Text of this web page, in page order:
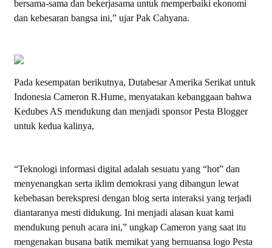
bersama-sama dan bekerjasama untuk memperbaiki ekonomi
dan kebesaran bangsa ini,” ujar Pak Cahyana.
Pada kesempatan berikutnya, Dutabesar Amerika Serikat untuk
Indonesia Cameron R.Hume, menyatakan kebanggaan bahwa
Kedubes AS mendukung dan menjadi sponsor Pesta Blogger
untuk kedua kalinya,
“Teknologi informasi digital adalah sesuatu yang “hot” dan
menyenangkan serta iklim demokrasi yang dibangun lewat
kebebasan berekspresi dengan blog serta interaksi yang terjadi
diantaranya mesti didukung. Ini menjadi alasan kuat kami
mendukung penuh acara ini,” ungkap Cameron yang saat itu
mengenakan busana batik memikat yang bernuansa logo Pesta